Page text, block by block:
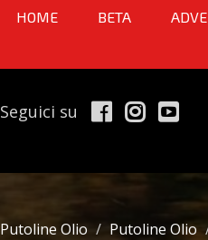
HOME BETA
Seguici su
Putoline Olio Putoline Olio